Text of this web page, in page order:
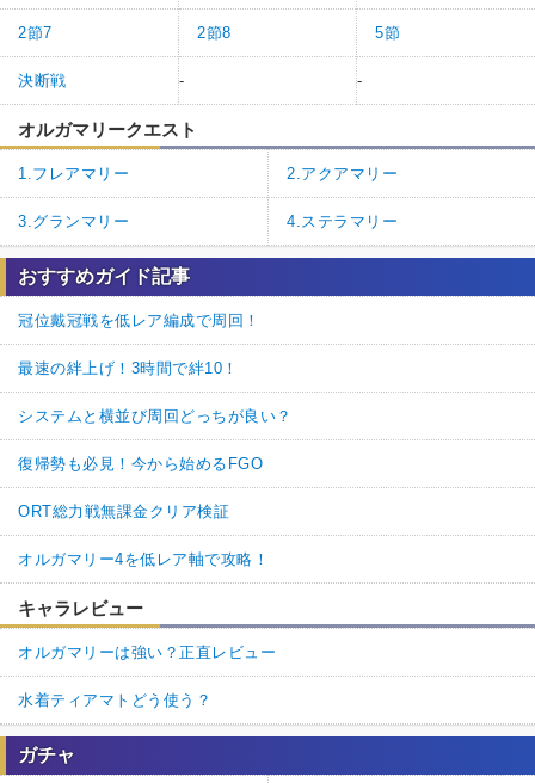
2節7 2節8 5節
決断戦 - -
オルガマリークエスト
1.フレアマリー 2.アクアマリー
3.グランマリー 4.ステラマリー
おすすめガイド記事
冠位戴冠戦を低レア編成で周回！
最速の絆上げ！3時間で絆10！
システムと横並び周回どっちが良い？
復帰勢も必見！今から始めるFGO
ORT総力戦無課金クリア検証
オルガマリー4を低レア軸で攻略！
キャラレビュー
オルガマリーは強い？正直レビュー
水着ティアマトどう使う？
ガチャ